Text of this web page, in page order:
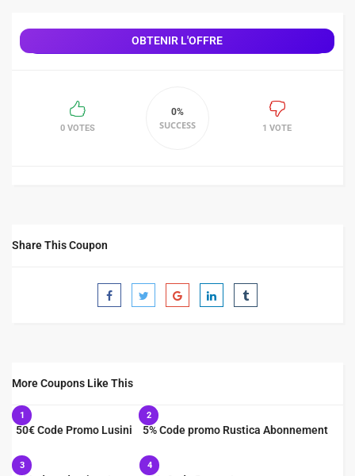
OBTENIR L'OFFRE
0 VOTES
0%
SUCCESS 1 VOTE
Share This Coupon
More Coupons Like This
1
50€ Code Promo Lusini
2
5% Code promo Rustica Abonnement
3 4